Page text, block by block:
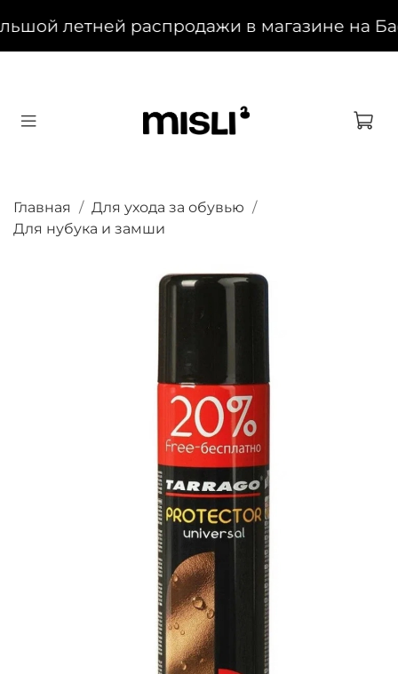
летней распродажи в магазине на
Главная
Для ухода за обувью
Для нубука и замши